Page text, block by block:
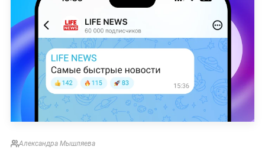
Александра Мышляева